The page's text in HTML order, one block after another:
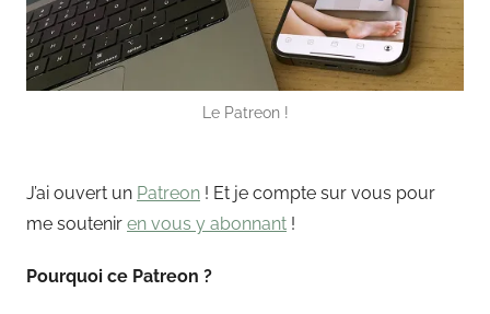
u
Le Patreon !
J’ai ouvert un Patreon ! Et je compte sur vous pour
me soutenir en vous y abonnant !
Pourquoi ce Patreon ?